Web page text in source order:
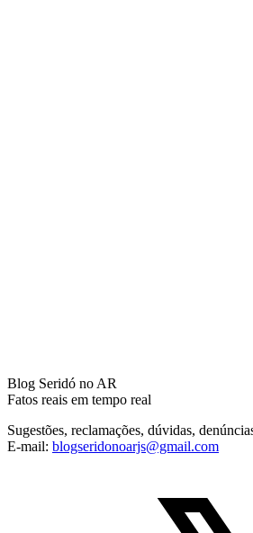
Blog Seridó no AR
Fatos reais em tempo real
Sugestões, reclamações, dúvidas,
E-mail: blogseridonoarjs@gmail.com